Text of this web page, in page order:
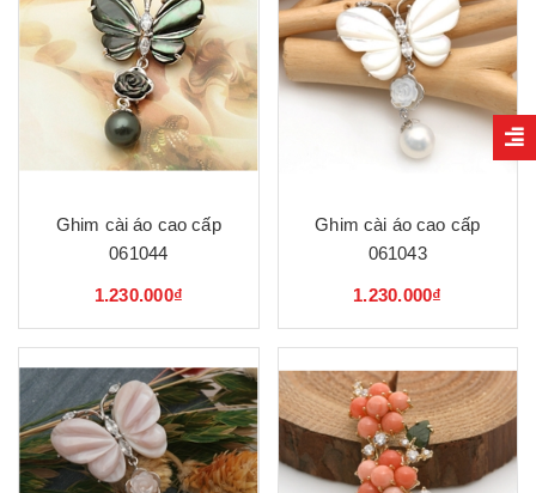
Ghim cài áo cao cấp
061044
1.230.000₫
Ghim cài áo cao cấp
061043
1.230.000₫